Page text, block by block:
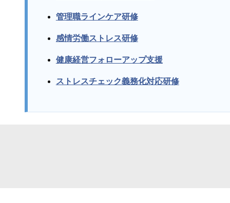
管理職ラインケア研修
感情労働ストレス研修
健康経営フォローアップ支援
ストレスチェック義務化対応研修